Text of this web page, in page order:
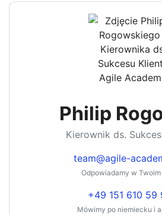
Philip
Kierownik ds.
team@agile-
Odpowiadamy w
+49 151 610 59
Mówimy po niemiecku i